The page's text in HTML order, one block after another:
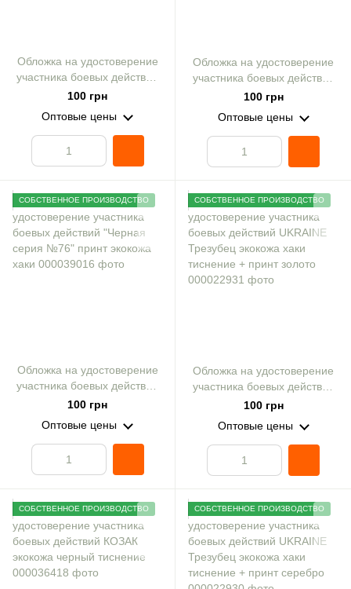
Обложка на удостоверение
участника боевых действий
"Черная серия №16" принт
100 грн
Оптовые цены
Обложка на удостоверение
участника боевых действий
"Черная серия №71" принт
100 грн
Оптовые цены
СОБСТВЕННОЕ ПРОИЗВОДСТВО
Обложка на удостоверение
участника боевых действий
"Черная серия №76" принт
100 грн
Оптовые цены
СОБСТВЕННОЕ ПРОИЗВОДСТВО
Обложка на удостоверение
участника боевых действий
UKRAINE Трезубец экокожа
золото
100 грн
Оптовые цены
СОБСТВЕННОЕ ПРОИЗВОДСТВО СОБСТВЕННОЕ ПРОИЗВОДСТВО